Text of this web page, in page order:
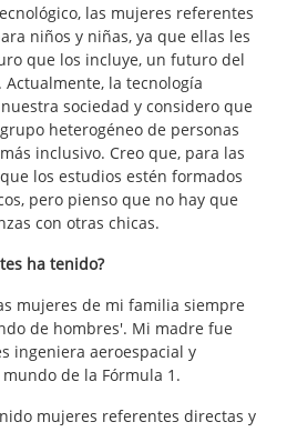
las mujeres referentes
niños y niñas, ya que ellas les
que los incluye, un futuro del
la tecnología
sociedad y considero que
heterogéneo de personas
inclusivo. Creo que, para las
los estudios estén formados
pero pienso que no hay que
con otras chicas.
ha tenido?
mujeres de mi familia siempre
de hombres'. Mi madre fue
ingeniera aeroespacial y
de la Fórmula 1.
mujeres referentes directas y